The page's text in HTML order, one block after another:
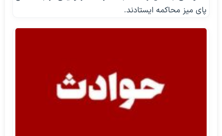
پای میز محاکمه ایستادند.